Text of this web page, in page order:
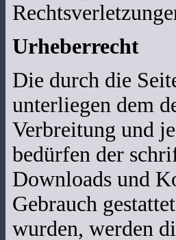
Urheberrecht
Die durch die
unterliegen dem
Verbreitung und
bedürfen der
Downloads und
Gebrauch
wurden, werden